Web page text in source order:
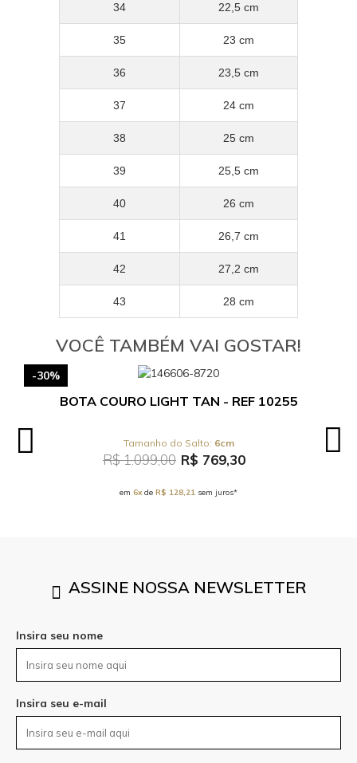
34 22,5 cm
35 23 cm
36 23,5 cm
37 24 cm
38 25 cm
39 25,5 cm
40 26 cm
41 26,7 cm
42 27,2 cm
43 28 cm
VOCÊ TAMBÉM VAI GOSTAR!
-30%
BOTA COURO LIGHT TAN - REF 10255
6cm
R$ 1.099,00 R$ 769,30
em 6xde R$ 128,21 sem juros*
ASSINE NOSSA NEWSLETTER
Insira seu nome
Insira seu e-mail